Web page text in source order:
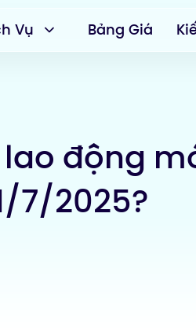
Vụ Bảng Giá
động
7/2025?